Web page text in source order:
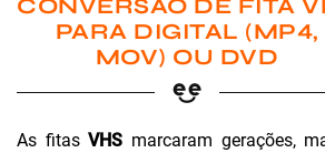
CONVERSÃO DE FITA
PARA DIGITAL (MP4,
MOV) OU DVD
As fitasVHS marcaram gerações,